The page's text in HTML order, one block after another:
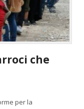
che
per la